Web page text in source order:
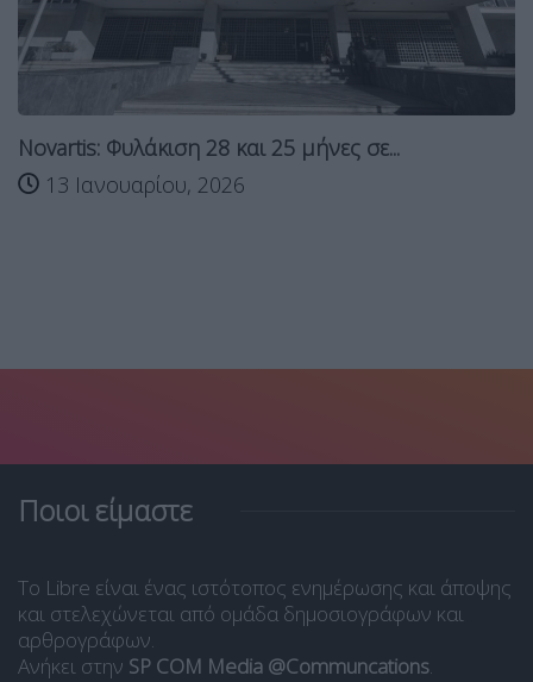
Novartis: Φυλάκιση 28 και 25 μήνες σε...
13 Ιανουαρίου, 2026
Ποιοι είμαστε
Το Libre είναι ένας ιστότοπος ενημέρωσης και άποψης
και στελεχώνεται από ομάδα δημοσιογράφων και
αρθρογράφων.
Ανήκει στην SP COM Media @Communcations.